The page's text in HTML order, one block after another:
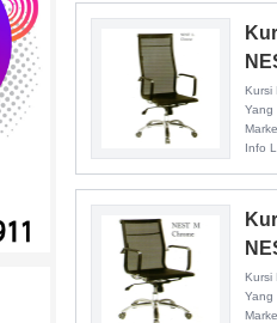
Kursi
Yang
Info
Kursi
Yang